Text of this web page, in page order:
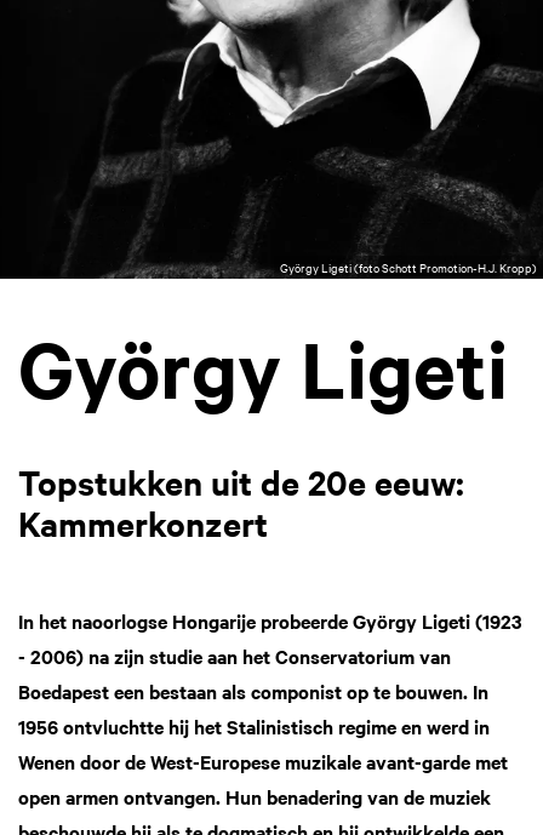
György Ligeti (foto Schott Promotion-H.J. Kropp)
György Ligeti
Topstukken uit de 20e eeuw:
Kammerkonzert
In het naoorlogse Hongarije probeerde György Ligeti (1923
- 2006) na zijn studie aan het Conservatorium van
Boedapest een bestaan als componist op te bouwen. In
1956 ontvluchtte hij het Stalinistisch regime en werd in
Wenen door de West-Europese muzikale avant-garde met
open armen ontvangen. Hun benadering van de muziek